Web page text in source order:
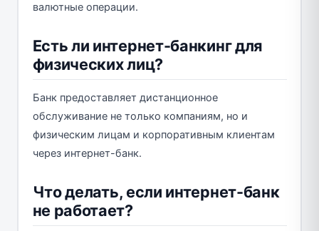
валютные операции.
Есть ли интернет-банкинг для
физических лиц?
Банк предоставляет дистанционное
обслуживание не только компаниям, но и
физическим лицам и корпоративным клиентам
через интернет-банк.
Что делать, если интернет-банк
не работает?